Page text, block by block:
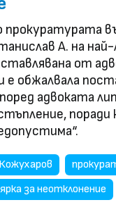
А. на
от
е обжалвала
адвоката
поради
за неотклонение